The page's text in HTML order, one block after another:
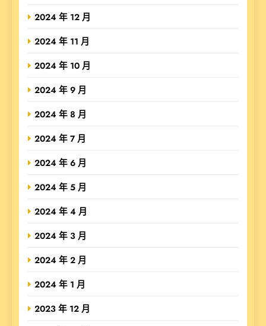
2024 年 12 月
2024 年 11 月
2024 年 10 月
2024 年 9 月
2024 年 8 月
2024 年 7 月
2024 年 6 月
2024 年 5 月
2024 年 4 月
2024 年 3 月
2024 年 2 月
2024 年 1 月
2023 年 12 月